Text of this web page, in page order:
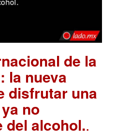
de la
la nueva
disfrutar una
no
del alcohol..